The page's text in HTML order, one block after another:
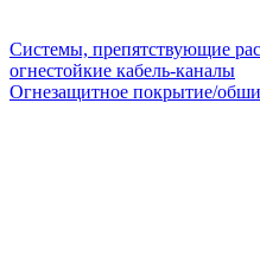
Системы, препятствующие
огнестойкие кабель-каналы
Огнезащитное покрытие/